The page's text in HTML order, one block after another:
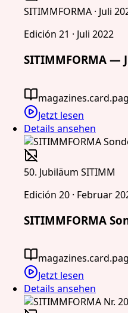
SITIMMFORMA · Juli
Edición 21 · Juli 2022
SITIMMFORMA —
Jetzt lesen
Details ansehen
50. Jubiläum SITIMM
Edición 20 · Februar
SITIMMFORMA
Jetzt lesen
Details ansehen